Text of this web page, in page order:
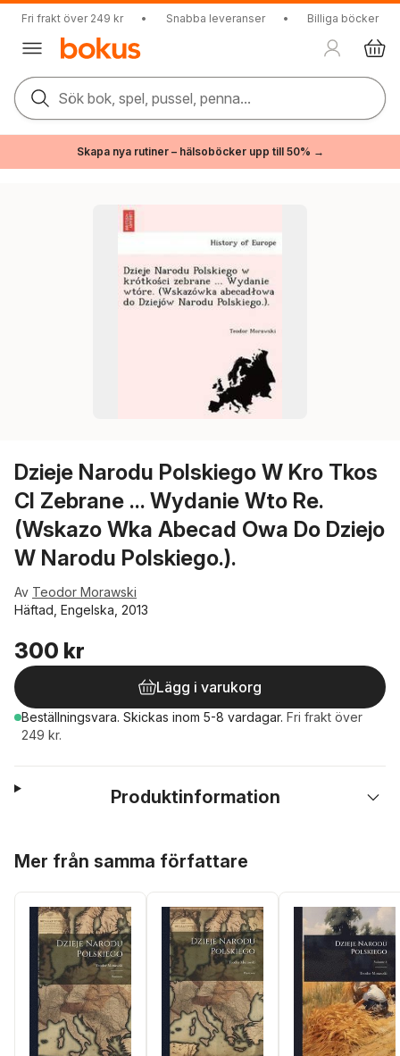
Fri frakt över 249 kr • Snabba leveranser • Billiga böcker
Sök bok, spel, pussel, penna...
Skapa nya rutiner – hälsoböcker upp till 50% →
Dzieje Narodu Polskiego W Kro Tkos
CI Zebrane ... Wydanie Wto Re.
(Wskazo Wka Abecad Owa Do Dziejo
W Narodu Polskiego.).
Av Teodor Morawski
Häftad, Engelska, 2013
300 kr
Lägg i varukorg
Beställningsvara. Skickas inom 5-8 vardagar. Fri frakt över
249 kr.
Produktinformation
Mer från samma författare